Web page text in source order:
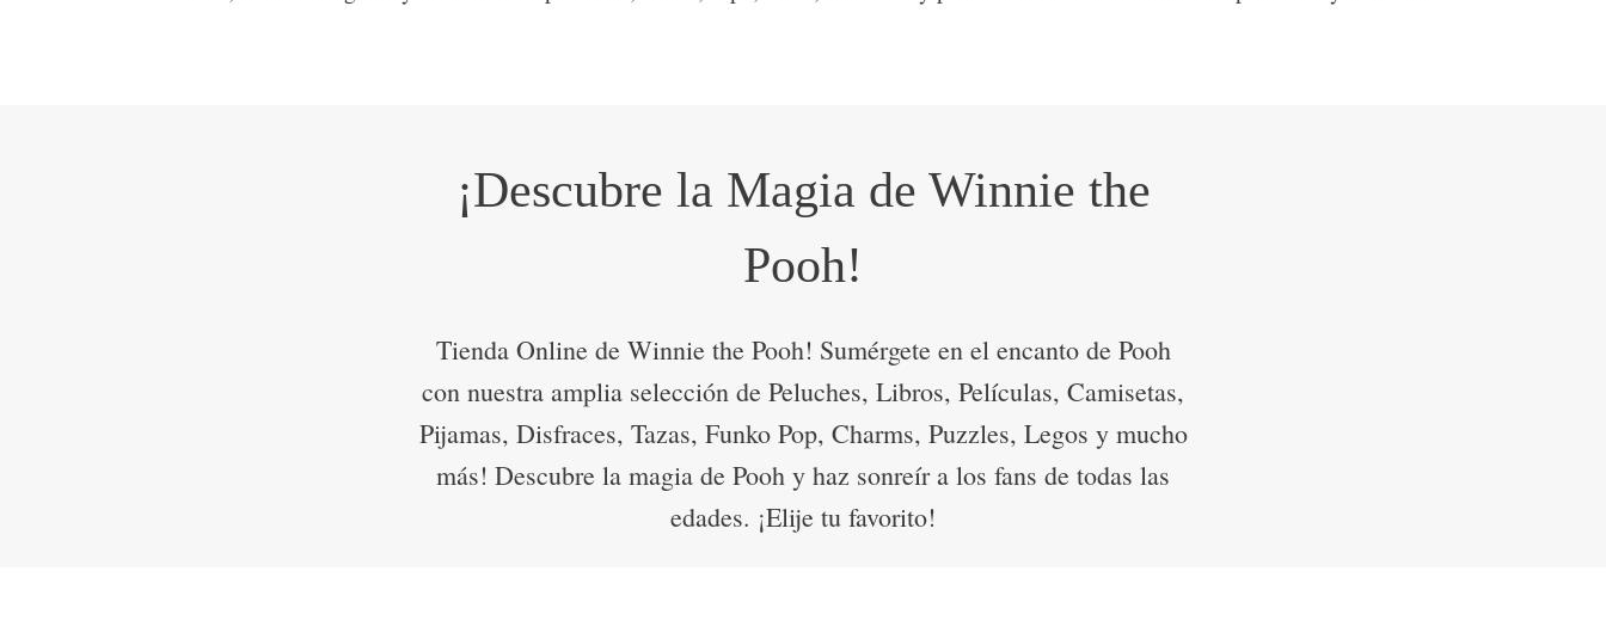
¡Descubre la Magia de Winnie the
Pooh!
Tienda Online de Winnie the Pooh! Sumérgete en el encanto de Pooh
con nuestra amplia selección de Peluches, Libros, Películas, Camisetas,
Pijamas, Disfraces, Tazas, Funko Pop, Charms, Puzzles, Legos y mucho
más! Descubre la magia de Pooh y haz sonreír a los fans de todas las
edades. ¡Elije tu favorito!